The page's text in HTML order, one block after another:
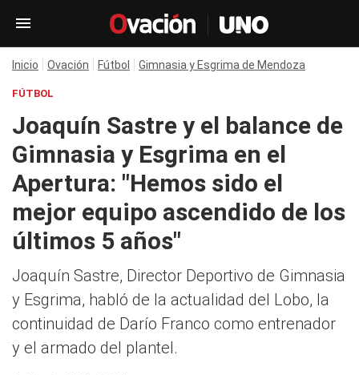
Inicio Ovación Fútbol Gimnasia y Esgrima de Mendoza
FÚTBOL
Joaquín Sastre y el balance de
Gimnasia y Esgrima en el
Apertura: "Hemos sido el
mejor equipo ascendido de los
últimos 5 años"
Joaquín Sastre, Director Deportivo de Gimnasia
y Esgrima, habló de la actualidad del Lobo, la
continuidad de Darío Franco como entrenador
y el armado del plantel.